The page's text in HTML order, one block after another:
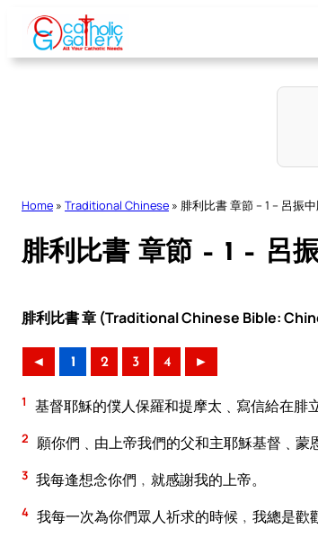
Skip
content
Home » Traditional Chinese » 腓利比書 章節 – 1 – 呂振
腓利比書 章節 – 1 – 呂
腓利比書 章 (Traditional Chinese Bible:
◄ 1 2 3 4 ►
1 基督耶穌的僕人保羅和提摩太﹑寫信給在腓
2 願你們﹑由上帝我們的父和主耶穌基督﹑蒙
3 我每逢想念你們﹐就感謝我的上帝。
4 我每一次為你們眾人祈求的時候﹐我總是歡